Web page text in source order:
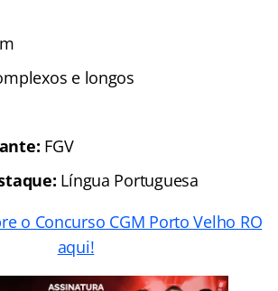
e longos
FGV
Língua Portuguesa
o Concurso CGM Porto Velho RO
aqui!